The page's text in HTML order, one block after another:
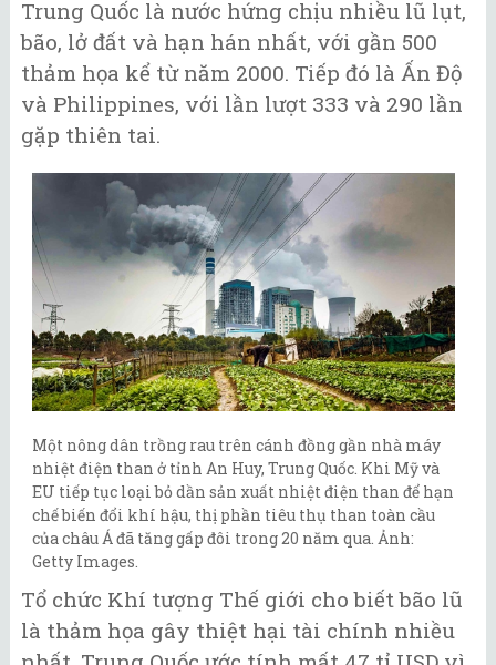
Trung Quốc là nước hứng chịu nhiều lũ lụt,
bão, lở đất và hạn hán nhất, với gần 500
thảm họa kể từ năm 2000. Tiếp đó là Ấn Độ
và Philippines, với lần lượt 333 và 290 lần
gặp thiên tai.
Một nông dân trồng rau trên cánh đồng gần nhà máy
nhiệt điện than ở tỉnh An Huy, Trung Quốc. Khi Mỹ và
EU tiếp tục loại bỏ dần sản xuất nhiệt điện than để hạn
chế biến đổi khí hậu, thị phần tiêu thụ than toàn cầu
của châu Á đã tăng gấp đôi trong 20 năm qua. Ảnh:
Getty Images.
Tổ chức Khí tượng Thế giới cho biết bão lũ
là thảm họa gây thiệt hại tài chính nhiều